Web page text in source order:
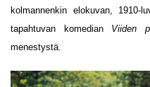
kolmannenkin elokuvan, 1910-
tapahtuvan komedian Viiden
menestystä.